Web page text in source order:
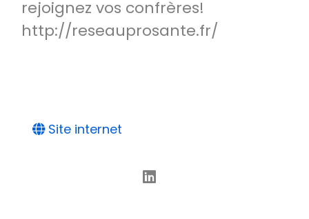
rejoignez vos confrères!
http://reseauprosante.fr/
Site internet